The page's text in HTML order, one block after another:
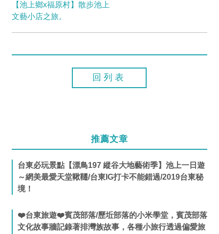
【池上鄉x福原村】散步池上
文藝小店之旅。
回列表
推薦文章
台東必玩景點【漂鳥197 縱谷大地藝術季】池上一日遊
～網美最愛天堂鞦韆/台東IG打卡不能錯過/2019台東秘
境！
❤️台東旅遊❤️賓茂部落/歷坵部落的小米學堂，賓茂部落
文化故事牆記錄著排灣族故事，各種小旅行透過偏愛旅